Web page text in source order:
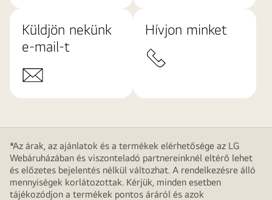
Küldjön nekünk
e-mail-t
Hívjon minket
*Az árak, az ajánlatok és a termékek elérhetősége az LG
Webáruházában és viszonteladó partnereinknél eltérő lehet
és előzetes bejelentés nélkül változhat. A rendelkezésre álló
mennyiségek korlátozottak. Kérjük, minden esetben
tájékozódjon a termékek pontos áráról és azok